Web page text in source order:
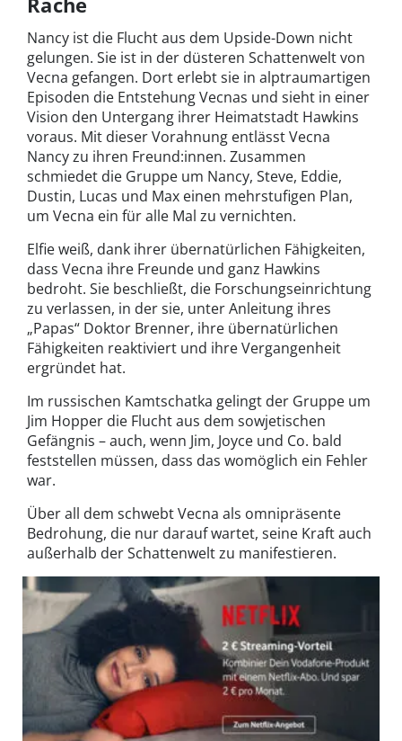
Nancy ist die Flucht aus dem Upside-Down nicht
gelungen. Sie ist in der düsteren Schattenwelt von
Vecna gefangen. Dort erlebt sie in alptraumartigen
Episoden die Entstehung Vecnas und sieht in einer
Vision den Untergang ihrer Heimatstadt Hawkins
voraus. Mit dieser Vorahnung entlässt Vecna
Nancy zu ihren Freund:innen. Zusammen
schmiedet die Gruppe um Nancy, Steve, Eddie,
Dustin, Lucas und Max einen mehrstufigen Plan,
um Vecna ein für alle Mal zu vernichten.
Elfie weiß, dank ihrer übernatürlichen Fähigkeiten,
dass Vecna ihre Freunde und ganz Hawkins
bedroht. Sie beschließt, die Forschungseinrichtung
zu verlassen, in der sie, unter Anleitung ihres
„Papas“ Doktor Brenner, ihre übernatürlichen
Fähigkeiten reaktiviert und ihre Vergangenheit
ergründet hat.
Im russischen Kamtschatka gelingt der Gruppe um
Jim Hopper die Flucht aus dem sowjetischen
Gefängnis – auch, wenn Jim, Joyce und Co. bald
feststellen müssen, dass das womöglich ein Fehler
war.
Über all dem schwebt Vecna als omnipräsente
Bedrohung, die nur darauf wartet, seine Kraft auch
außerhalb der Schattenwelt zu manifestieren.